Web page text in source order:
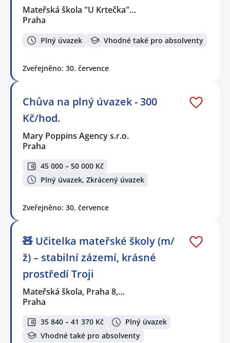
Mateřská škola "U Krtečka"…
Praha
Plný úvazek Vhodné také pro absolventy
Zveřejněno: 30. července
Chůva na plný úvazek - 300
Kč/hod.
Mary Poppins Agency s.r.o.
Praha
45 000 – 50 000 Kč
Plný úvazek, Zkrácený úvazek
Zveřejněno: 30. července
🧸 Učitelka mateřské školy (m/
ž) – stabilní zázemí, krásné
prostředí Troji
Mateřská škola, Praha 8,…
Praha
35 840 – 41 370 Kč
Plný úvazek
Vhodné také pro absolventy